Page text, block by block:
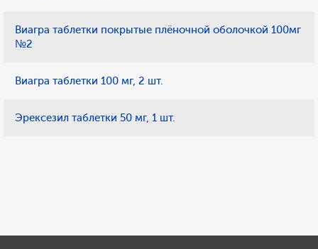
Виагра таблетки покрытые плёночной оболочкой 100мг
№2
Виагра таблетки 100 мг, 2 шт.
Эрексезил таблетки 50 мг, 1 шт.